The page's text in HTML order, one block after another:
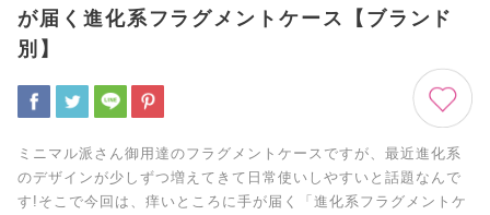
が届く進化系フラグメントケース【ブランド
別】
ミニマル派さん御用達のフラグメントケースですが、最近進化系
のデザインが少しずつ増えてきて日常使いしやすいと話題なんで
す!そこで今回は、痒いところに手が届く「進化系フラグメントケ